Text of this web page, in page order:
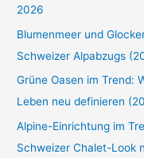
2026
Blumenmeer und
Schweizer Alpabzugs
Grüne Oasen im Trend:
Leben neu definieren
Alpine-Einrichtung im
Schweizer Chalet-Look